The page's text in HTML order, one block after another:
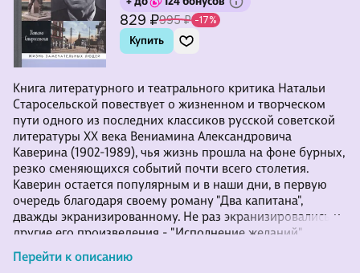
829 ₽995 ₽ -17%
Купить
Книга литературного и театрального критика Натальи
Старосельской повествует о жизненном и творческом
пути одного из последних классиков русской советской
литературы ХХ века Вениамина Александровича
Каверина (1902-1989), чья жизнь прошла на фоне бурных,
резко сменяющихся событий почти всего столетия.
Каверин остается популярным и в наши дни, в первую
очередь благодаря своему роману "Два капитана",
дважды экранизированному. Не раз экранизировались и
другие его произведения - "Исполнение желаний",
"Открытая книга", "Немухинские музыканты" (по циклу
сказок "Ночной сторож, или Семь занимательных
Перейти к описанию